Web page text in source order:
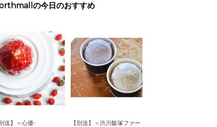
の今日のおすすめ
送】＜心優-
【別送】＜渋川飯塚ファー